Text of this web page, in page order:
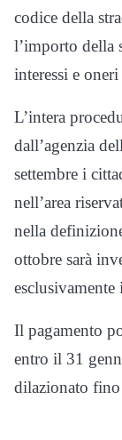
codice della
l’importo della
interessi e oneri
L’intera
dall’agenzia
settembre i
nell’area
nella
ottobre sarà
Il pagamento
entro il 31
dilazionato fino